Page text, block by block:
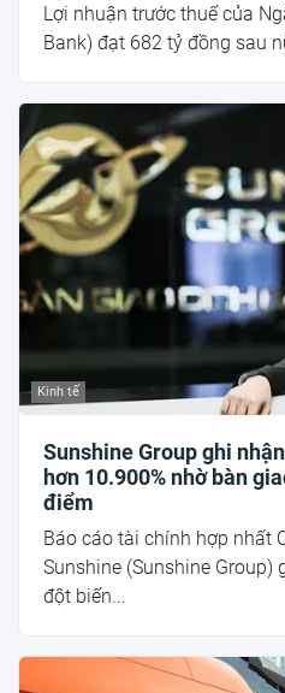
Lợi nhuận trước thuế của
Bank) đạt 682 tỷ đồng sau
Kinh tế
Sunshine Group ghi
hơn 10.900% nhờ bàn
điểm
Báo cáo tài chính hợp nhất
Sunshine (Sunshine Group)
đột biến...